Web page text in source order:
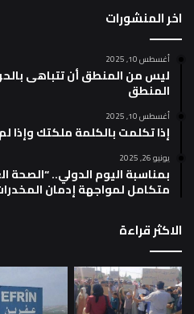
اخر المنشورات
أغسطس 10, 2025
ليس من المنطق أن تتباهى
المنطق
أغسطس 10, 2025
إذا تكلمت بالكلمة ملكتك وإذا
يونيو 26, 2025
بمناسبة اليوم الدولي.. “الصحة
متكامل لمواجهة إدمان
الاكثر قراءة